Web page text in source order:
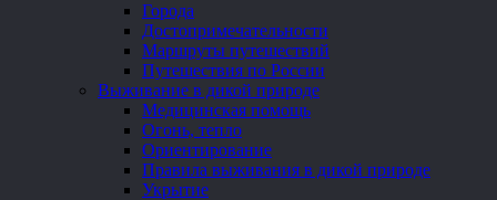
Города
Достопримечательности
Маршруты путешествий
Путешествия по России
Выживание в дикой природе
Медицинская помощь
Огонь, тепло
Ориентирование
Правила выживания в дикой природе
Укрытие